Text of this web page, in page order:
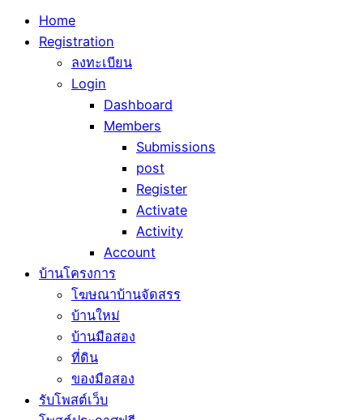
Home
Registration
ลงทะเบียน
Login
Dashboard
Members
Submissions
post
Register
Activate
Activity
Account
บ้านโครงการ
โฆษณาบ้านจัดสรร
บ้านใหม่
บ้านมือสอง
ที่ดิน
ของมือสอง
รับโพสต์เว็บ